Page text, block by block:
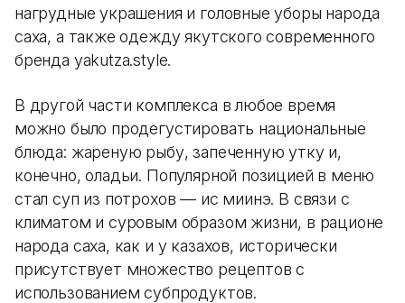
нагрудные украшения и головные уборы народа
саха, а также одежду якутского современного
бренда yakutza.style.
В другой части комплекса в любое время
можно было продегустировать национальные
блюда: жареную рыбу, запеченную утку и,
конечно, оладьи. Популярной позицией в меню
стал суп из потрохов — ис миинэ. В связи с
климатом и суровым образом жизни, в рационе
народа саха, как и у казахов, исторически
присутствует множество рецептов с
использованием субпродуктов.